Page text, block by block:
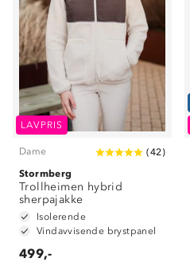
LAVPRIS
Dame (42)
Stormberg
Trollheimen hybrid
sherpajakke
Isolerende
Vindavvisende brystpanel
499,-